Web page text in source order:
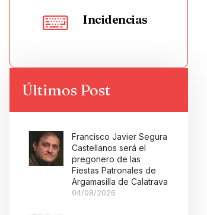
Incidencias
Últimos Post
Francisco Javier Segura
Castellanos será el
pregonero de las
Fiestas Patronales de
Argamasilla de Calatrava
04/08/2026